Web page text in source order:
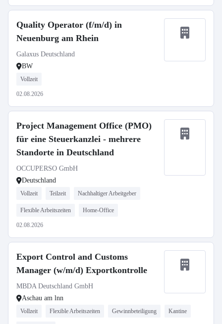
Quality Operator (f/m/d) in
Neuenburg am Rhein
Galaxus Deutschland
BW
Vollzeit
02.08.2026
Project Management Office (PMO)
für eine Steuerkanzlei - mehrere
Standorte in Deutschland
OCCUPERSO GmbH
Deutschland
Vollzeit Teilzeit Nachhaltiger Arbeitgeber
Flexible Arbeitszeiten Home-Office
02.08.2026
Export Control and Customs
Manager (w/m/d) Exportkontrolle
MBDA Deutschland GmbH
Aschau am lnn
Vollzeit Flexible Arbeitszeiten Gewinnbeteiligung Kantine